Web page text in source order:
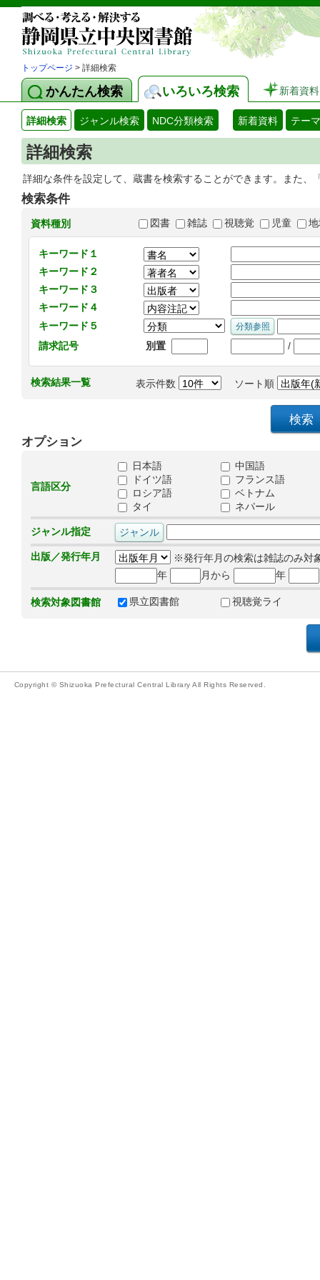
トップページ > 詳細検索
かんたん検索 いろいろ検索 新着資料
詳細検索 ジャンル検索 NDC分類検索 新着資料 テー
詳細検索
詳細な条件を設定して、蔵書を検索することができます。また
検索条件
資料種別 図書 雑誌 視聴覚 児童
キーワード１
キーワード２
キーワード３
キーワード４
キーワード５
請求記号
別置 /
検索結果一覧 表示件数 ソート順
オプション
言語区分
日本語
中国語
ドイツ語
フランス語
ロシア語
ベトナム
タイ
ネパール
ジャンル指定
出版／発行年月
※発行年月の検索は雑誌のみ対
年
月から 年
検索対象図書館 県立図書館 視聴覚ライ
Copyright © Shizuoka Prefectural Central Library All Rights Reserved.